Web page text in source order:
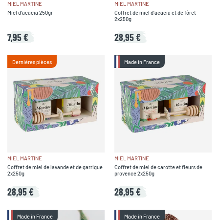
MIEL MARTINE
Miel d’acacia 250gr
7,95 €
MIEL MARTINE
Coffret de miel d'acacia et de fôret
2x250g
28,95 €
Dernières pièces
MIEL MARTINE
Coffret de miel de lavande et de garrigue
2x250g
28,95 €
Made in France
MIEL MARTINE
Coffret de miel de carotte et fleurs de
provence 2x250g
28,95 €
Made in France Made in France